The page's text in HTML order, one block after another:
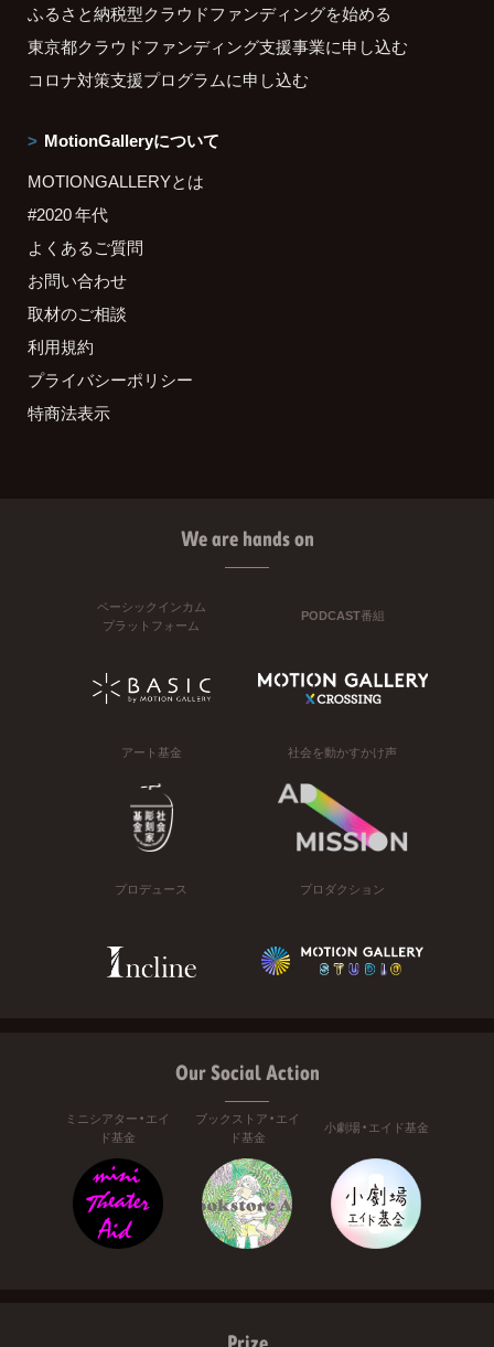
ふるさと納税型クラウドファンディングを始める
東京都クラウドファンディング支援事業に申し込む
コロナ対策支援プログラムに申し込む
MotionGalleryについて
MOTIONGALLERYとは
#2020 年代
よくあるご質問
お問い合わせ
取材のご相談
利用規約
プライバシーポリシー
特商法表示
We are hands on
ベーシックインカム
プラットフォーム
PODCAST番組
アート基金 社会を動かすかけ声
プロデュース プロダクション
Our Social Action
ミニシアター・エイ
ド基金
ブックストア・エイ
ド基金
小劇場・エイド基金